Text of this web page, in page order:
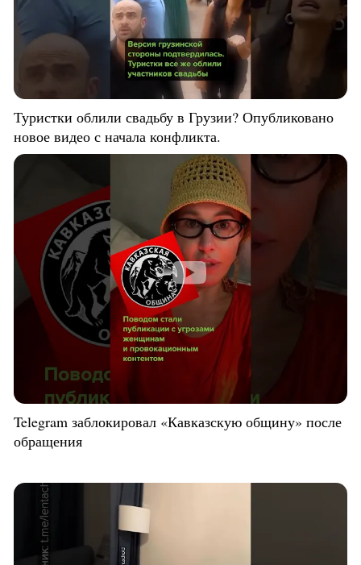
Туристки облили свадьбу в Грузии? Опубликовано
новое видео с начала конфликта.
Telegram заблокировал «Кавказскую общину» после
обращения